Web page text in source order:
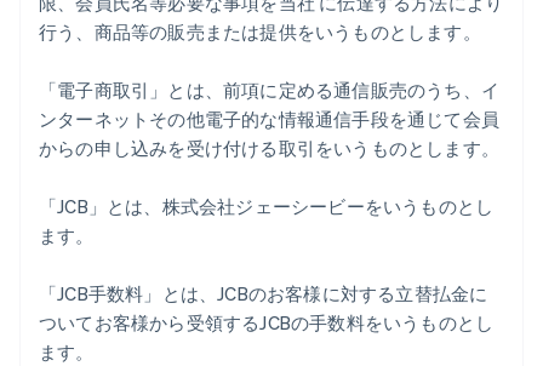
行う、商品等の販売または提供をいうものとします。
「電子商取引」とは、前項に定める通信販売のうち、イ
ンターネットその他電子的な情報通信手段を通じて会員
からの申し込みを受け付ける取引をいうものとします。
「JCB」とは、株式会社ジェーシービーをいうものとし
ます。
「JCB手数料」とは、JCBのお客様に対する立替払金に
ついてお客様から受領するJCBの手数料をいうものとし
ます。